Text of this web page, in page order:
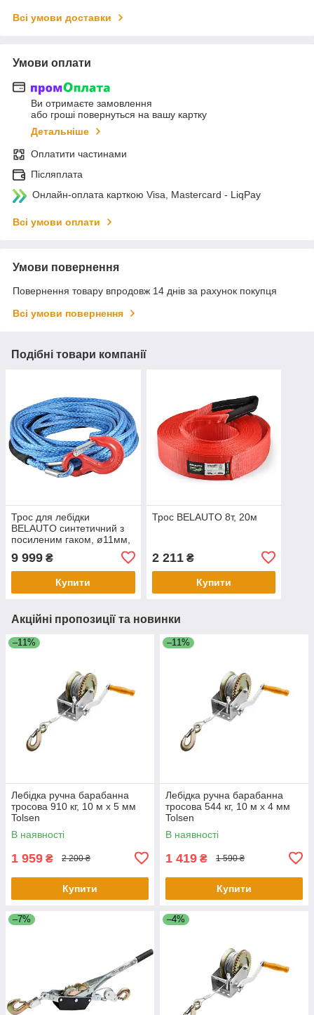
Всі умови доставки
Умови оплати
Ви отримаєте замовлення
або гроші повернуться на вашу картку
Детальніше
Оплатити частинами
Післяплата
Онлайн-оплата карткою Visa, Mastercard - LiqPay
Всі умови оплати
Умови повернення
Повернення товару впродовж 14 днів за рахунок покупця
Всі умови повернення
Подібні товари компанії
Трос для лебідки
BELAUTO синтетичний з
посиленим гаком, ø11мм,
9 999 ₴
Купити
Трос BELAUTO 8т, 20м
2 211₴
Купити
Акційні пропозиції та новинки
–11%
Лебідка ручна барабанна
тросова 910 кг, 10 м х 5 мм
Tolsen
В наявності
1 959 ₴ 2 200 ₴
Купити
–11%
Лебідка ручна барабанна
тросова 544 кг, 10 м х 4 мм
Tolsen
В наявності
1 419 ₴ 1 590 ₴
Купити
–7% –4%